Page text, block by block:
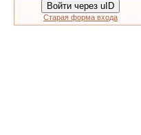
Войти через uID
Старая форма входа